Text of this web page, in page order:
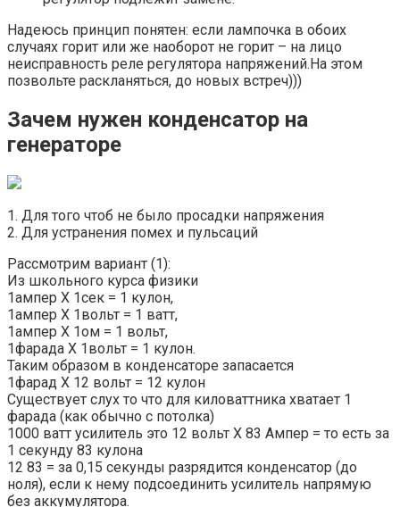
Надеюсь принцип понятен: если лампочка в обоих
случаях горит или же наоборот не горит – на лицо
неисправность реле регулятора напряжений.На этом
позвольте раскланяться, до новых встреч)))
Зачем нужен конденсатор на
генераторе
1. Для того чтоб не было просадки напряжения
2. Для устранения помех и пульсаций
Рассмотрим вариант (1):
Из школьного курса физики
1ампер X 1сек = 1 кулон,
1ампер X 1вольт = 1 ватт,
1ампер X 1ом = 1 вольт,
1фарада X 1вольт = 1 кулон.
Таким образом в конденсаторе запасается
1фарад Х 12 вольт = 12 кулон
Существует слух то что для киловаттника хватает 1
фарада (как обычно с потолка)
1000 ватт усилитель это 12 вольт Х 83 Ампер = то есть за
1 секунду 83 кулона
12 83 = за 0,15 секунды разрядится конденсатор (до
ноля), если к нему подсоединить усилитель напрямую
без аккумулятора.